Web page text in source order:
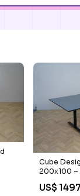
Cube
200x100 –
US$